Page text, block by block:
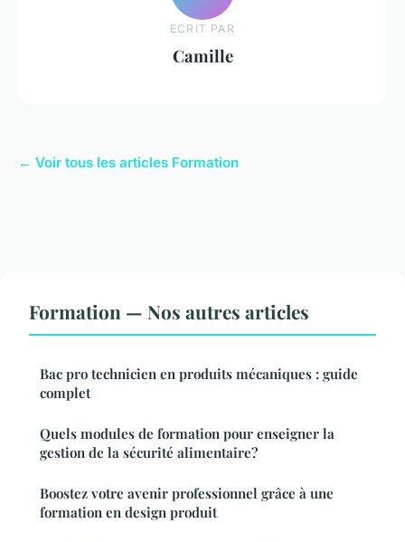
ECRIT PAR
Camille
← Voir tous les articles Formation
Formation — Nos autres articles
Bac pro technicien en produits mécaniques : guide
complet
Quels modules de formation pour enseigner la
gestion de la sécurité alimentaire?
Boostez votre avenir professionnel grâce à une
formation en design produit